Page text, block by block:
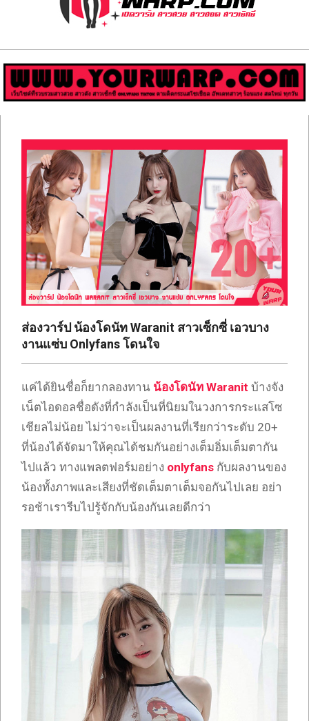
ส่อง
วาร์
ป
สวย
มีชื่อ
เสียง
คน
ดัง
คน
กระแส
เซ็กซี่
ONLYFANS
TIKTOK
Navigation
ส่องวาร์ป น้องโดนัท Waranit สาวเซ็กซี่ เอวบาง
งานแซ่บ Onlyfans โดนใจ
แค่ได้ยินชื่อก็ยากลองทาน น้องโดนัท Waranit บ้างจัง
เน็ตไอดอลชื่อดังที่กำลังเป็นที่นิยมในวงการกระแสโซ
เชียลไม่น้อย ไม่ว่าจะเป็นผลงานที่เรียกว่าระดับ 20+
ที่น้องได้จัดมาให้คุณได้ชมกันอย่างเต็มอิ่มเต็มตากัน
ไปแล้ว ทางแพลตฟอร์มอย่าง onlyfans กับผลงานของ
น้องทั้งภาพและเสียงที่ชัดเต็มตาเต็มจอกันไปเลย อย่า
รอช้าเรารีบไปรู้จักกับน้องกันเลยดีกว่า